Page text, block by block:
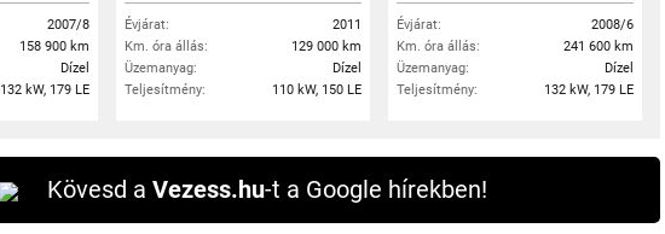
2007/8
158 900 km
Dízel
132 kW, 179 LE
Évjárat:
2011
Km. óra állás:
129 000 km
Üzemanyag:
Dízel
Teljesítmény:
110 kW, 150 LE
Évjárat:
2008/6
Km. óra állás:
241 600 km
Üzemanyag:
Dízel
Teljesítmény:
132 kW, 179 LE
Kövesd a Vezess.hu-t a Google hírekben!